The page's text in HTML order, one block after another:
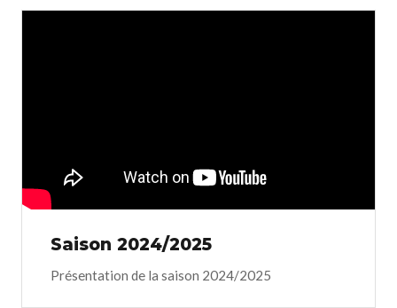
Saison 2024/2025
Présentation de la saison 2024/2025